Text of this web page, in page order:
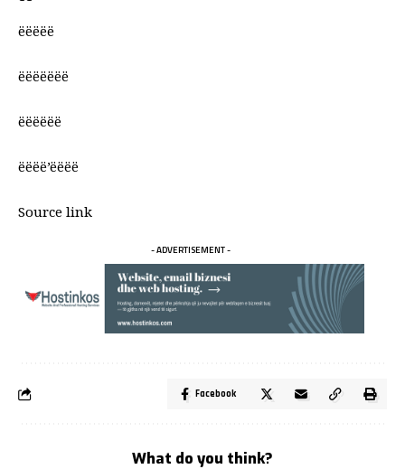
ëëëëë
ëëëëëëë
ëëëëëë
ëëëë’ëëëë
Source link
- ADVERTISEMENT -
Facebook
What do you think?